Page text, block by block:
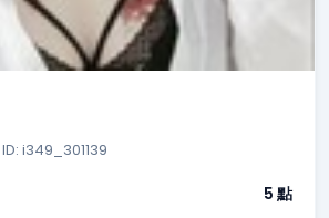
ID: i349_301139
5 點